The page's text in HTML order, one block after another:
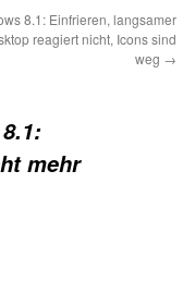
8.1: Einfrieren, langsamer
reagiert nicht, Icons sind
weg →
mehr